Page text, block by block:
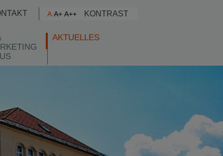
AKTUELLES
A A+ A++ KONTRAST